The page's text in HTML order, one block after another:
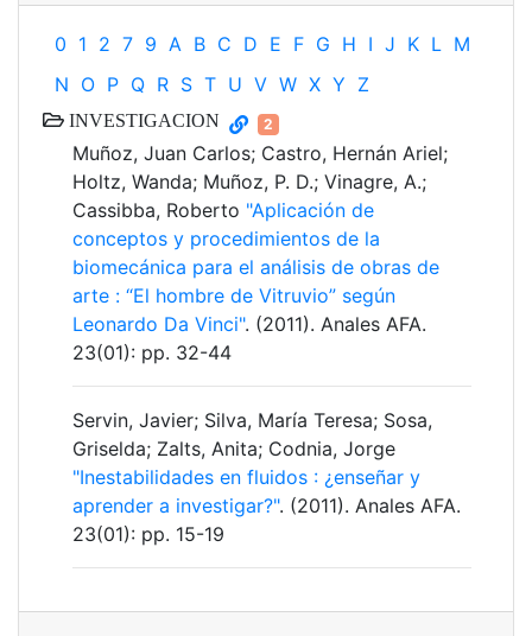
0 1 2 7 9 A B C D E F G H I J K L M
N O P Q R S T U V W X Y Z
INVESTIGACION 2
Muñoz, Juan Carlos; Castro, Hernán Ariel;
Holtz, Wanda; Muñoz, P. D.; Vinagre, A.;
Cassibba, Roberto "Aplicación de
conceptos y procedimientos de la
biomecánica para el análisis de obras de
arte : “El hombre de Vitruvio” según
Leonardo Da Vinci". (2011). Anales AFA.
23(01): pp. 32-44
Servin, Javier; Silva, María Teresa; Sosa,
Griselda; Zalts, Anita; Codnia, Jorge
"Inestabilidades en fluidos : ¿enseñar y
aprender a investigar?". (2011). Anales AFA.
23(01): pp. 15-19